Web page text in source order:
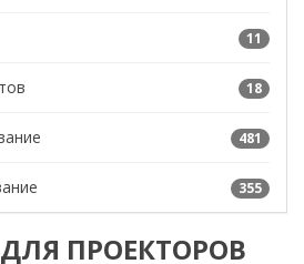
11
18
481
355
ПРОЕКТОРОВ